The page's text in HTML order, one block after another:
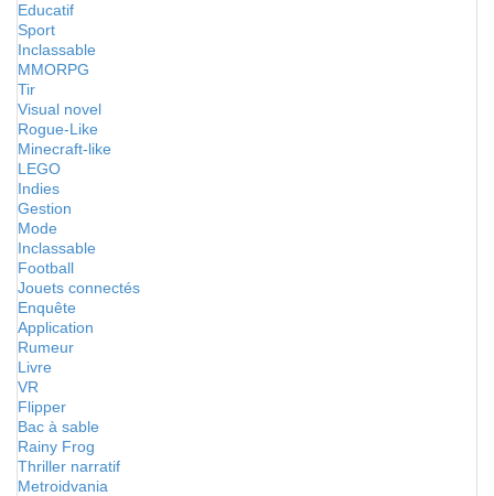
Educatif
Sport
Inclassable
MMORPG
Tir
Visual novel
Rogue-Like
Minecraft-like
LEGO
Indies
Gestion
Mode
Inclassable
Football
Jouets connectés
Enquête
Application
Rumeur
Livre
VR
Flipper
Bac à sable
Rainy Frog
Thriller narratif
Metroidvania